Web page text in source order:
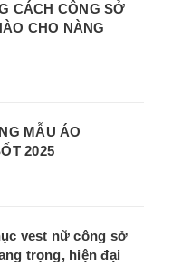
CÁCH CÔNG SỞ
CHO NÀNG
MẪU ÁO
2025
vest nữ công sở
trọng, hiện đại